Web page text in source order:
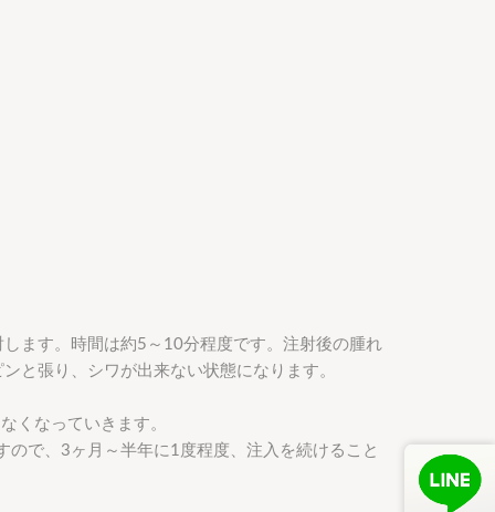
ます。時間は約5～10分程度です。注射後の腫れ
と張り、シワが出来ない状態になります。
くなっていきます。
で、3ヶ月～半年に1度程度、注入を続けること